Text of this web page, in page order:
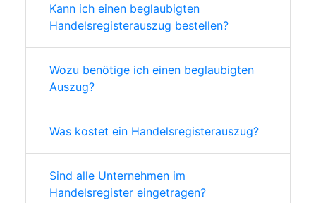
Kann ich einen beglaubigten
Handelsregisterauszug bestellen?
Wozu benötige ich einen beglaubigten
Auszug?
Was kostet ein Handelsregisterauszug?
Sind alle Unternehmen im
Handelsregister eingetragen?